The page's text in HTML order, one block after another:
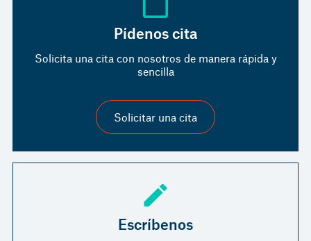
Pídenos cita
Solicita una cita con nosotros de manera rápida y
sencilla
Solicitar una cita
Escríbenos